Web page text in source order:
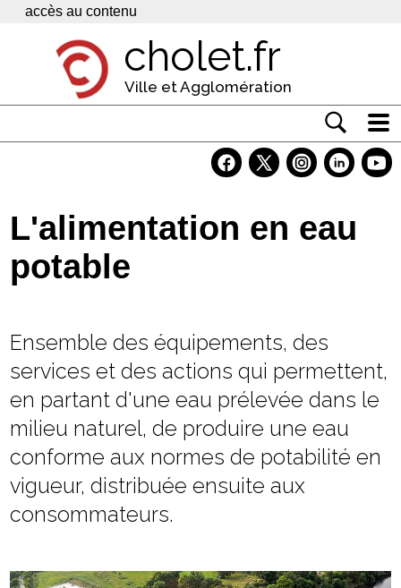
Panneau de gestion des cookies
accès au contenu
cholet.fr
Ville et Agglomération
Economie
Services
L'alimentation en eau
potable
Ensemble des équipements, des
services et des actions qui permettent,
en partant d'une eau prélevée dans le
milieu naturel, de produire une eau
conforme aux normes de potabilité en
vigueur, distribuée ensuite aux
consommateurs.